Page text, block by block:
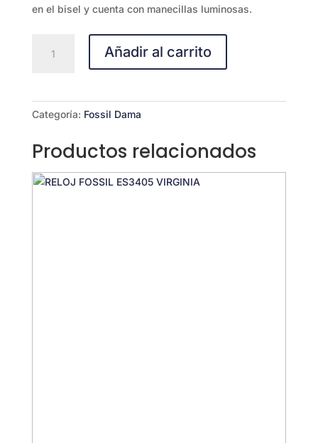
en el bisel y cuenta con manecillas luminosas.
ES4313
Añadir al carrito
Categoría: Fossil Dama
Productos relacionados